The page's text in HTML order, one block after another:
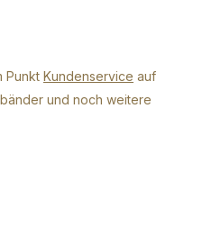
Punkt Kundenservice auf
und noch weitere